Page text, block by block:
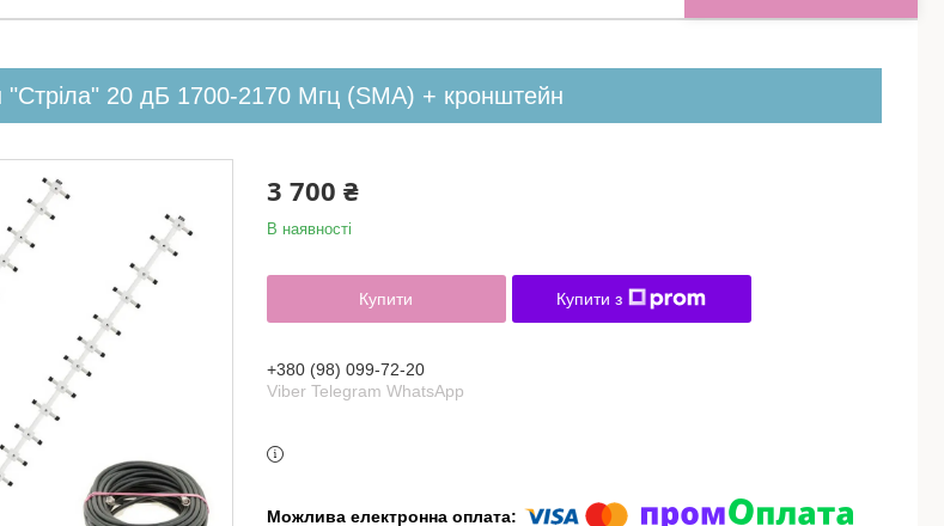
"Стріла" 20 дБ 1700-2170 Мгц (SMA) + кронштейн
3 700 ₴
В наявності
Купити Купити з
+380 (98) 099-72-20
Viber Telegram WhatsApp